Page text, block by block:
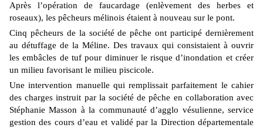
Après l’opération de faucardage (enlèvement des herbes et
roseaux), les pêcheurs mélinois étaient à nouveau sur le pont.
Cinq pêcheurs de la société de pêche ont participé dernièrement
au détuffage de la Méline. Des travaux qui consistaient à ouvrir
les embâcles de tuf pour diminuer le risque d’inondation et créer
un milieu favorisant le milieu piscicole.
Une intervention manuelle qui remplissait parfaitement le cahier
des charges instruit par la société de pêche en collaboration avec
Stéphanie Masson à la communauté d’agglo vésulienne, service
gestion des cours d’eau et validé par la Direction départementale